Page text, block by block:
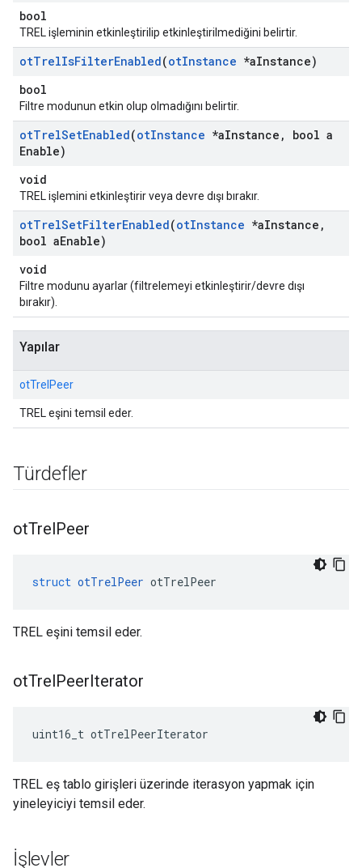
bool
TREL işleminin etkinleştirilip etkinleştirilmediğini belirtir.
otTrelIsFilterEnabled(otInstance *aInstance)
bool
Filtre modunun etkin olup olmadığını belirtir.
otTrelSetEnabled(otInstance *aInstance ,
bool a
Enable)
void
TREL işlemini etkinleştirir veya devre dışı bırakır.
otTrelSetFilterEnabled(otInstance *aInstance ,
bool aEnable)
void
Filtre modunu ayarlar (filtrelemeyi etkinleştirir/devre dışı
bırakır).
Yapılar
otTrelPeer
TREL eşini temsil eder.
Türdefler
otTrelPeer
struct otTrelPeer otTrelPeer
TREL eşini temsil eder.
otTrelPeerIterator
uint16_t otTrelPeerIterator
TREL eş tablo girişleri üzerinde iterasyon yapmak için
yineleyiciyi temsil eder.
İşlevler